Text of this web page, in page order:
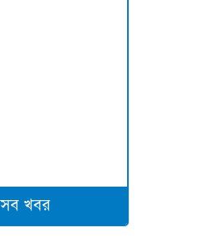
সব খবর